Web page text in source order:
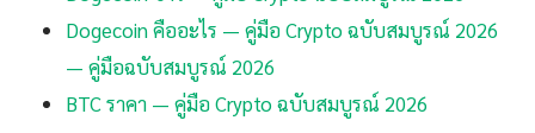
Dogecoin คืออะไร — คู่มือ Crypto ฉบับสมบูรณ์ 2026
— คู่มือฉบับสมบูรณ์ 2026
BTC ราคา — คู่มือ Crypto ฉบับสมบูรณ์ 2026